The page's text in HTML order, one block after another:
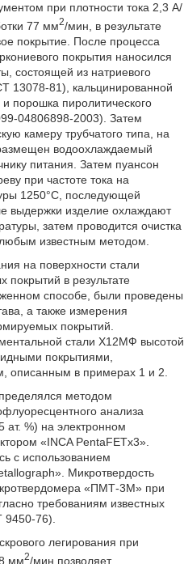
при плотности тока 2,3 А/
77 мм2/мин, в результате
покрытие. После процесса
покрытия наносился
состоящей из натриевого
13078-81), кальцинированной
порошка пиролитического
04806898-2003). Затем
камеру трубчатого типа, на
водоохлаждаемый
питания. Затем пуансон
при частоте тока на
1250°С, последующей
выдержки изделие охлаждают
затем проводится очистка
известным методом.
на поверхности стали
покрытий в результате
способе, были проведены
а также измерения
покрытий.
стали Х12МФ высотой
покрытиями,
описанным в примерах 1 и 2.
методом
анализа
ат. %) на электронном
«INCA PentaFETx3».
с использованием
Микротвердость
«ПМТ-3М» при
требованиям известных
76).
легирования при
мм2/мин позволяет